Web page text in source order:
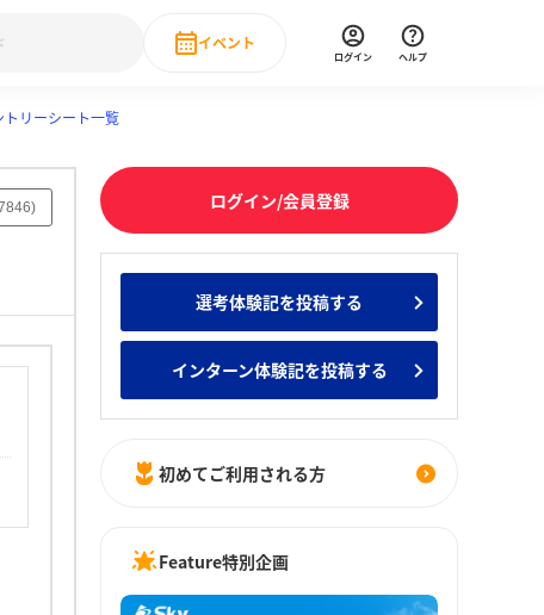
の新卒就職人気企業ランキング みんなのインターン人気企業ランキ
イベント
直近のイベント一覧
もっと見る
ログイン ヘルプ
トリーシート一覧
) ログイン/会員登録
選考体験記を投稿する
インターン体験記を投稿する
初めてご利用される方
Feature特別企画